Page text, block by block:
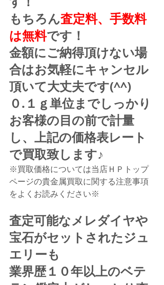
もちろん査定料、手数料
は無料です！
金額にご納得頂けない場
合はお気軽にキャンセル
頂いて大丈夫です(^^)
０.１ｇ単位までしっかり
お客様の目の前で計量
し、上記の価格表レート
で買取致します♪
※買取価格については当店ＨＰトップ
ページの貴金属買取に関する注意事項
をよくお読みください※
査定可能なメレダイヤや
宝石がセットされたジュ
エリーも
業界歴１０年以上のベテ